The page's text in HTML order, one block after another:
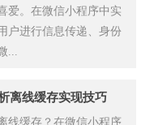
爱。在微信小程序中实
户进行信息传递、身份
...
离线缓存实现技巧
线缓存？在微信小程序